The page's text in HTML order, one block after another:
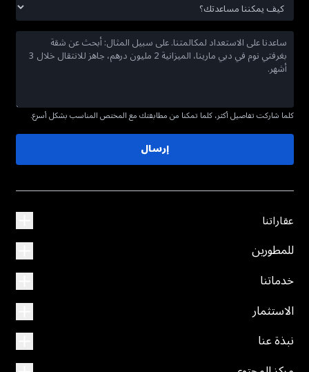
كلما شاركت تفاصيل أكثر، كلما تمكنا من مطابقتك مع المختص المناسب بشكل أسرع.
إرسال
عقاراتنا
للمطورين
خدماتنا
الاستثمار
نبذة عنا